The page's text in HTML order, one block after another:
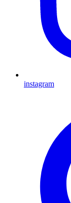
instagram